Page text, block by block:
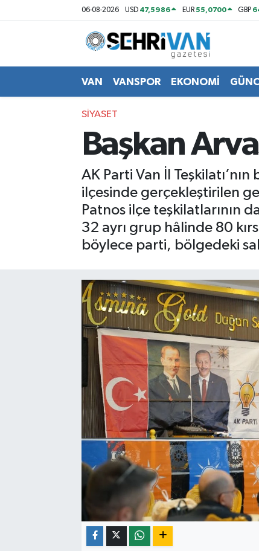
06-08-2026 USD 47,5986 EUR55,0700 GBP
VAN VANSPOR EKONOMİ
SİYASET
Başkan
AK Parti Van İl
ilçesinde gerçekleştirilen
Patnos ilçe teşkilatlarının
32 ayrı grup hâlinde 80
böylece parti, bölgedeki
Van Nöbetçi Eczaneler
Van Hava Durumu
VAN Namaz Vakitleri
Van Trafik Yoğunluk Haritası
Süper Lig Puan Durumu ve Fikstür
Tüm Manşetler
Son Dakika Haberleri